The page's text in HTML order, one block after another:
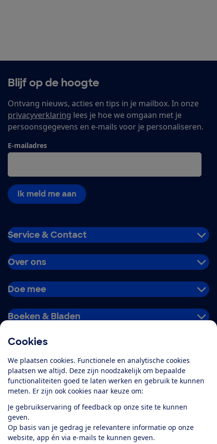
Cookies
We plaatsen cookies. Functionele en analytische cookies
plaatsen we altijd. Deze zijn noodzakelijk om bepaalde
functionaliteiten goed te laten werken en gebruik te kunnen
meten. Er zijn ook cookies naar keuze om:
Je gebruikservaring of feedback op onze site te kunnen
geven.
Op basis van je gedrag je relevantere informatie op onze
website, app én via e-mails te kunnen geven.
Blijf op de hoogte
Ontvang nieuws, acties en tips in je mailbox. In onze
privacyverklaring lees je hoe we omgaan met je
persoonsgegevens en e-mails voor je personaliseren.
E-mailadres
Ik meld me aan
Service & Contact
Over ons
Doe mee
Boeken & Bladen
Alles over de
app
Algemene Voorwaarden Privacyverklaring